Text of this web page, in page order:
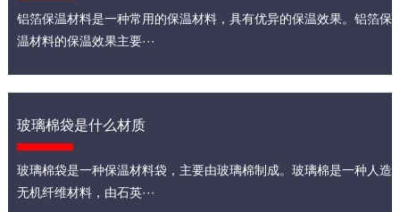
铝箔保温材料是一种常用的保温材料，具有优异的保温效果。铝箔保
温材料的保温效果主要···
玻璃棉袋是什么材质
玻璃棉袋是一种保温材料袋，主要由玻璃棉制成。玻璃棉是一种人造
无机纤维材料，由石英···